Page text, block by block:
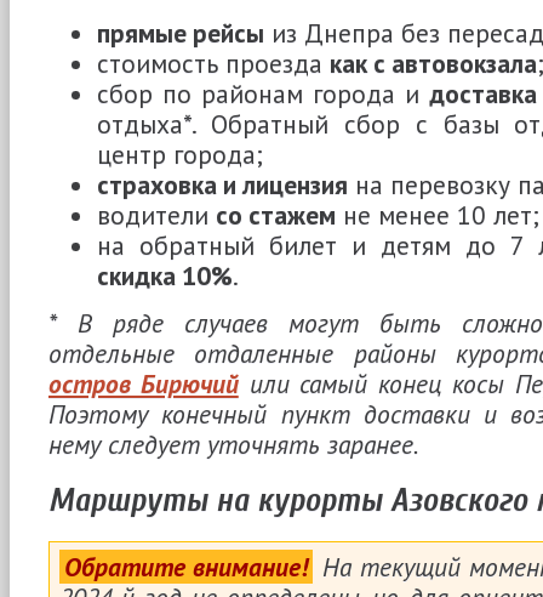
прямые рейсы из Днепра без
стоимость проезда как с автовокзала;
сбор по районам города и доставка
отдыха*. Обратный сбор с базы
центр города;
страховка и лицензия на перевозку
водители со стажем не менее 10 лет;
на обратный билет и детям до 7
скидка 10%.
* В ряде случаев могут быть
отдельные отдаленные районы
остров Бирючийили самый конец косы
Поэтому конечный пункт доставки и
нему следует уточнять заранее.
Маршруты на курорты Азовского
Обратите внимание! На текущий